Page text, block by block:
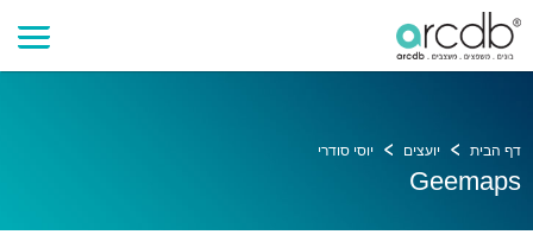
דף הבית יועצים יוסי סודרי
Geemaps